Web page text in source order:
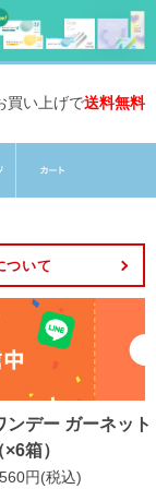
買い上げで送料無料
ついて
ンデー ガーネット
箱）
円(税込)